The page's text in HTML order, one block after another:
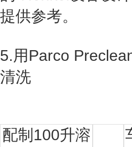
提供参考。
5.用Parco
清洗
配制100升溶